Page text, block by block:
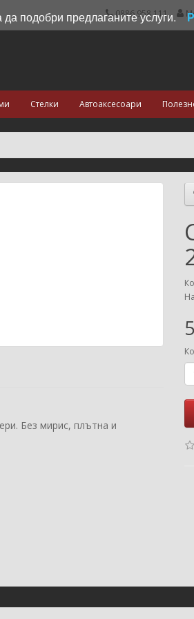
0886 958 111
Стелки Автоаксесоари
Без мирис, плътна и
подобри предлаганите услуги.